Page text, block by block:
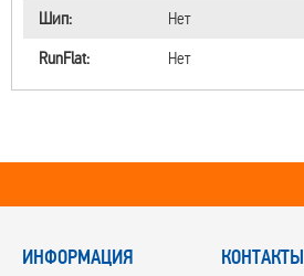
Шип:
Нет
RunFlat:
Нет
ИНФОРМАЦИЯ КОНТАКТЫ